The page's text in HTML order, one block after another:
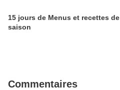
15 jours de Menus et recettes de
saison
Commentaires